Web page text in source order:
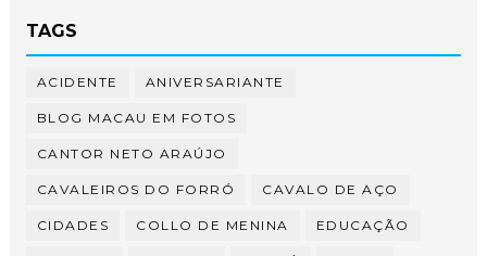
TAGS
ACIDENTE ANIVERSARIANTE
BLOG MACAU EM FOTOS
CANTOR NETO ARAÚJO
CAVALEIROS DO FORRÓ CAVALO DE AÇO
CIDADES COLLO DE MENINA EDUCAÇÃO